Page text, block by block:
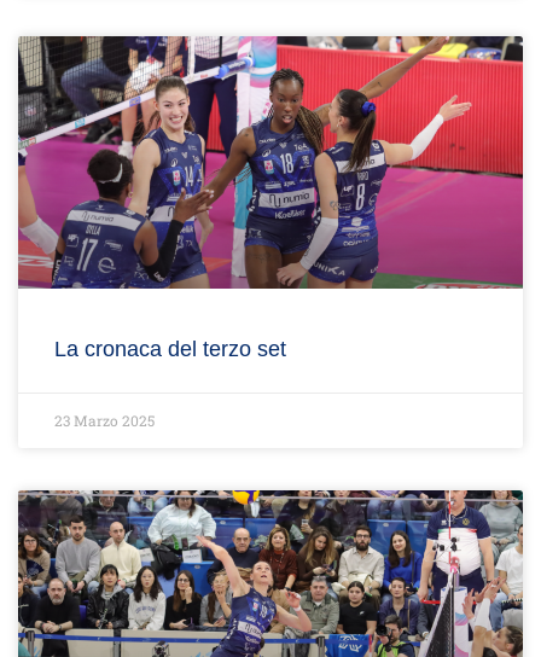
La cronaca del terzo set
23 Marzo 2025